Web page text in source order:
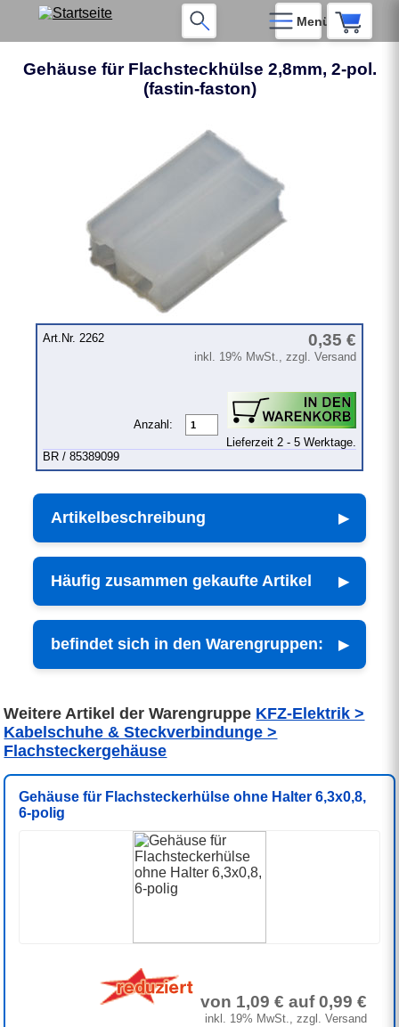
Menü
Gehäuse für Flachsteckhülse 2,8mm, 2-pol.
(fastin-faston)
Art.Nr. 2262 0,35 €
inkl. 19% MwSt., zzgl. Versand
Anzahl:
Lieferzeit 2 - 5 Werktage.
BR / 85389099
Artikelbeschreibung
Häufig zusammen gekaufte Artikel
befindet sich in den Warengruppen:
Weitere Artikel der Warengruppe KFZ-Elektrik >
Kabelschuhe & Steckverbindunge >
Flachsteckergehäuse
Gehäuse für Flachsteckerhülse ohne Halter 6,3x0,8,
6-polig
von 1,09 € auf 0,99 €
inkl. 19% MwSt., zzgl. Versand